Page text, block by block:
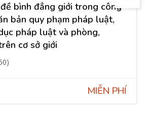
bình đẳng giới trong công
bản quy phạm pháp luật,
pháp luật và phòng,
cơ sở giới
MIỄN PHÍ